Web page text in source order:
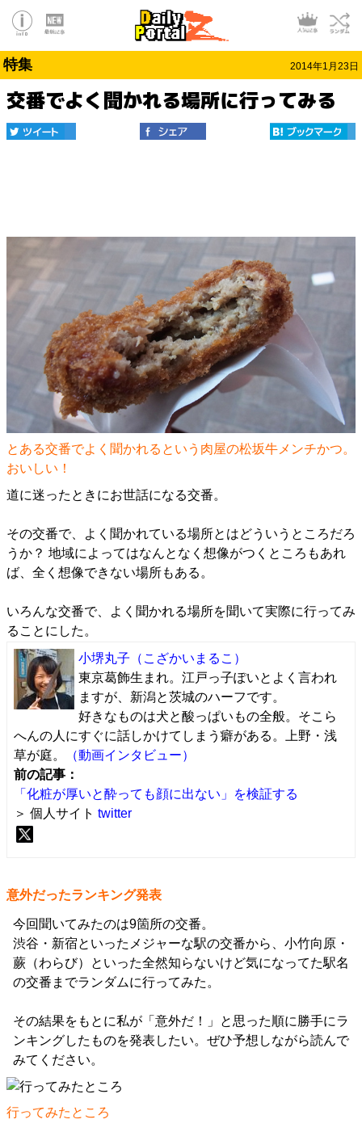
特集 2014年1月23日
交番でよく聞かれる場所に行ってみる
とある交番でよく聞かれるという肉屋の松坂牛メンチかつ。
おいしい！
道に迷ったときにお世話になる交番。
その交番で、よく聞かれている場所とはどういうところだろ
うか？ 地域によってはなんとなく想像がつくところもあれ
ば、全く想像できない場所もある。
いろんな交番で、よく聞かれる場所を聞いて実際に行ってみ
ることにした。
小堺丸子 （こざかいまるこ）
東京葛飾生まれ。江戸っ子ぽいとよく言われ
ますが、新潟と茨城のハーフです。
好きなものは犬と酸っぱいもの全般。そこら
へんの人にすぐに話しかけてしまう癖がある。上野・浅
草が庭。
（動画インタビュー）
前の記事：
「化粧が厚いと酔っても顔に出ない」を検証する
＞ 個人サイト twitter
意外だったランキング発表
今回聞いてみたのは9箇所の交番。
渋谷・新宿といったメジャーな駅の交番から、小竹向原・
蕨（わらび）といった全然知らないけど気になってた駅名
の交番までランダムに行ってみた。
その結果をもとに私が「意外だ！」と思った順に勝手にラ
ンキングしたものを発表したい。ぜひ予想しながら読んで
みてください。
行ってみたところ